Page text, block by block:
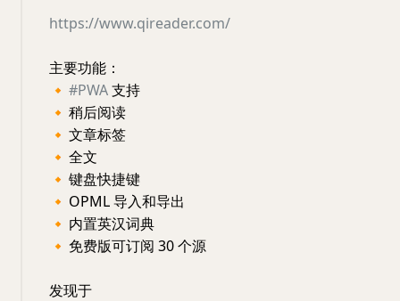
https://www.qireader.com/
主要功能：
🔸 #PWA支持
🔸 稍后阅读
🔸 文章标签
🔸 全文
🔸 键盘快捷键
🔸 OPML 导入和导出
🔸 内置英汉词典
🔸 免费版可订阅 30 个源
发现于